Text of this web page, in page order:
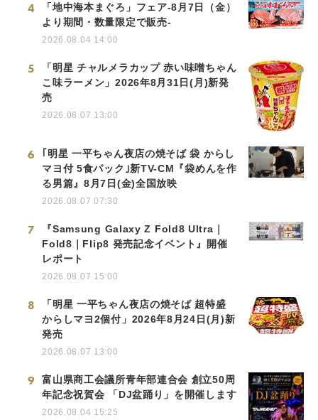
4
「地中海本まぐろ」フェア-8月7日（金）
より期間・数量限定で販売-
2026.08.04 14:00
5
「明星 チャルメラカップ 赤い味噌ちゃん
こ味ラーメン」2026年8月31日(月)新発
売
2026.08.07 13:00
6
｢明星 一平ちゃん夜店の焼そば 袋 からし
マヨ付 5食パック｣新TV-CM『袋めんを作
る男篇』8月7日(金)全国放映
2026.08.07 07:30
7
『Samsung Galaxy Z Fold8 Ultra｜
Fold8｜Flip8 発売記念イベント』開催
レポート
2026.08.07 15:00
8
「明星 一平ちゃん夜店の焼そば 超特盛
からしマヨ2個付」2026年8月24日(月)新
発売
2026.08.07 13:00
9
富山県商工会議所青年部連合会 創立50周
年記念祝賀会 「DJ盆踊り」を開催します
2026.08.04 15:25